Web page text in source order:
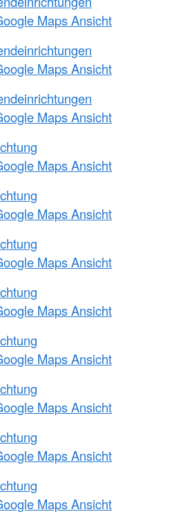
Maps Ansicht
Maps Ansicht
Maps Ansicht
Maps Ansicht
Maps Ansicht
Maps Ansicht
Maps Ansicht
Maps Ansicht
Maps Ansicht
Maps Ansicht
Maps Ansicht